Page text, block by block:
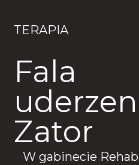
TERAPIA
Fala
Zator
W gabinecie